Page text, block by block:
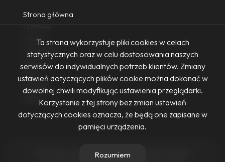
Strona główna
Oferty
Zgłoszenia
Ulubione
Blog
Kontakt
Rodo
Firma Nieruchomości Ewa Żurowska-Dennis © 2026
Ta strona wykorzystuje pliki cookies w celach
statystycznych oraz w celu dostosowania naszych
serwisów do indywidualnych potrzeb klientów. Zmiany
ustawień dotyczących plików cookie można dokonać w
dowolnej chwili modyfikując ustawienia przeglądarki.
Korzystanie z tej strony bez zmian ustawień
dotyczących cookies oznacza, że będą one zapisane w
pamięci urządzenia.
Rozumiem